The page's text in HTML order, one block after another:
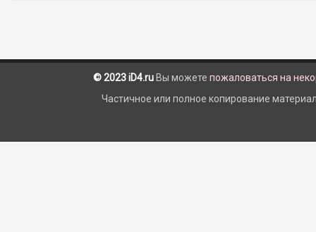
© 2023 iD4.ru Вы можете пожаловаться на
Частичное или полное копирование